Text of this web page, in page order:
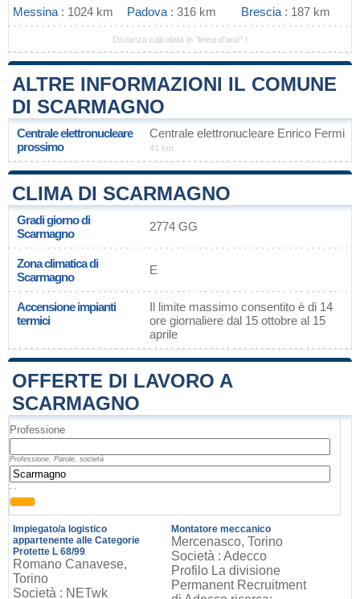
Messina : 1024 km Padova : 316 km Brescia : 187 km
Distanza calcolata in "linea d'aria" !
ALTRE INFORMAZIONI IL COMUNE
DI SCARMAGNO
Centrale elettronucleare
prossimo
Centrale elettronucleare Enrico Fermi
41 km
CLIMA DI SCARMAGNO
Gradi giorno di
Scarmagno
2774 GG
Zona climatica di
Scarmagno
E
Accensione impianti
termici
Il limite massimo consentito è di 14
ore giornaliere dal 15 ottobre al 15
aprile
OFFERTE DI LAVORO A
SCARMAGNO
Professione
Professione, Parole, società
, ,
Impiegato/a logistico
appartenente alle Categorie
Protette L 68/99
Romano Canavese,
Torino
Società : NETwk
Montatore meccanico
Mercenasco, Torino
Società : Adecco
Profilo La divisione
Permanent Recruitment